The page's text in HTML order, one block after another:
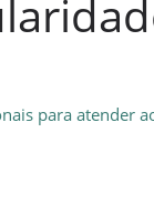
para atender